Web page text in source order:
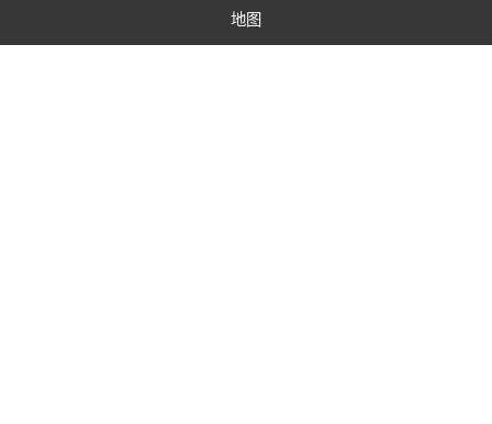
地图